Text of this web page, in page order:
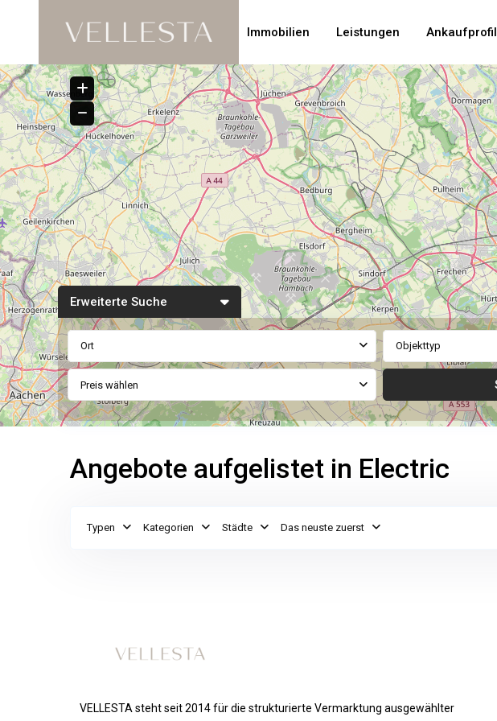
Immobilien Leistungen Ankaufprofil
Erweiterte Suche
Ort Objekttyp
Preis wählen
Angebote aufgelistet in Electric
Typen Kategorien Städte Das neuste zuerst
VELLESTA steht seit 2014 für die strukturierte Vermarktung ausgewählter